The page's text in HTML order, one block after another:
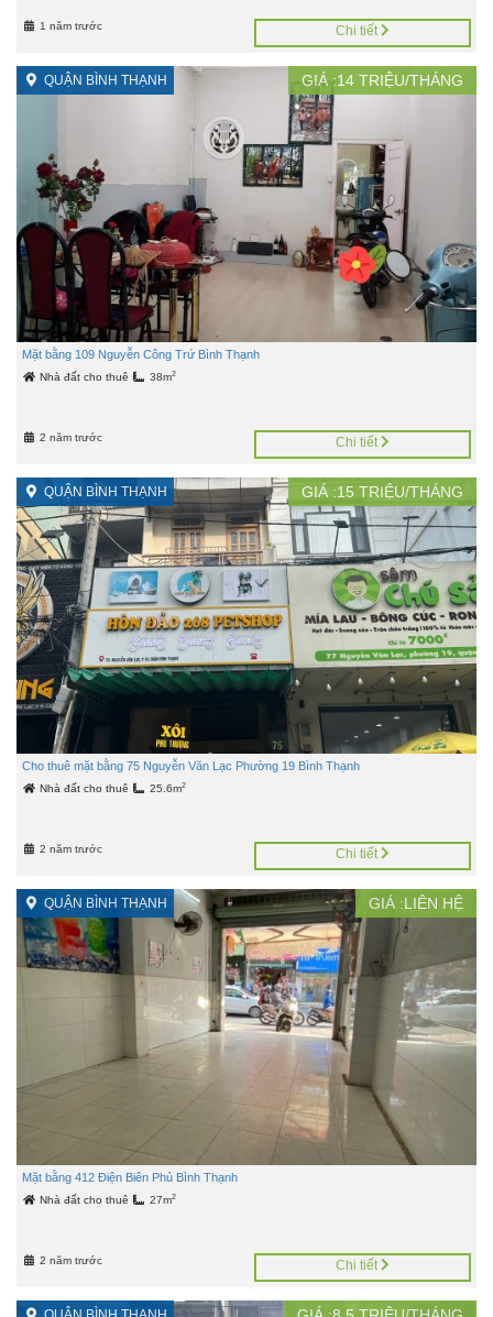
1 năm trước Chi tiết
QUẬN BÌNH THẠNH GIÁ :14 TRIỆU/THÁNG
Mặt bằng 109 Nguyễn Công Trứ Bình Thạnh
Nhà đất cho thuê 38m2
2 năm trước Chi tiết
QUẬN BÌNH THẠNH GIÁ :15 TRIỆU/THÁNG
Cho thuê mặt bằng 75 Nguyễn Văn Lạc Phường 19 Bình Thạnh
Nhà đất cho thuê 25.6m2
2 năm trước Chi tiết
QUẬN BÌNH THẠNH GIÁ :LIÊN HỆ
Mặt bằng 412 Điện Biên Phủ Bình Thạnh
Nhà đất cho thuê 27m2
2 năm trước Chi tiết